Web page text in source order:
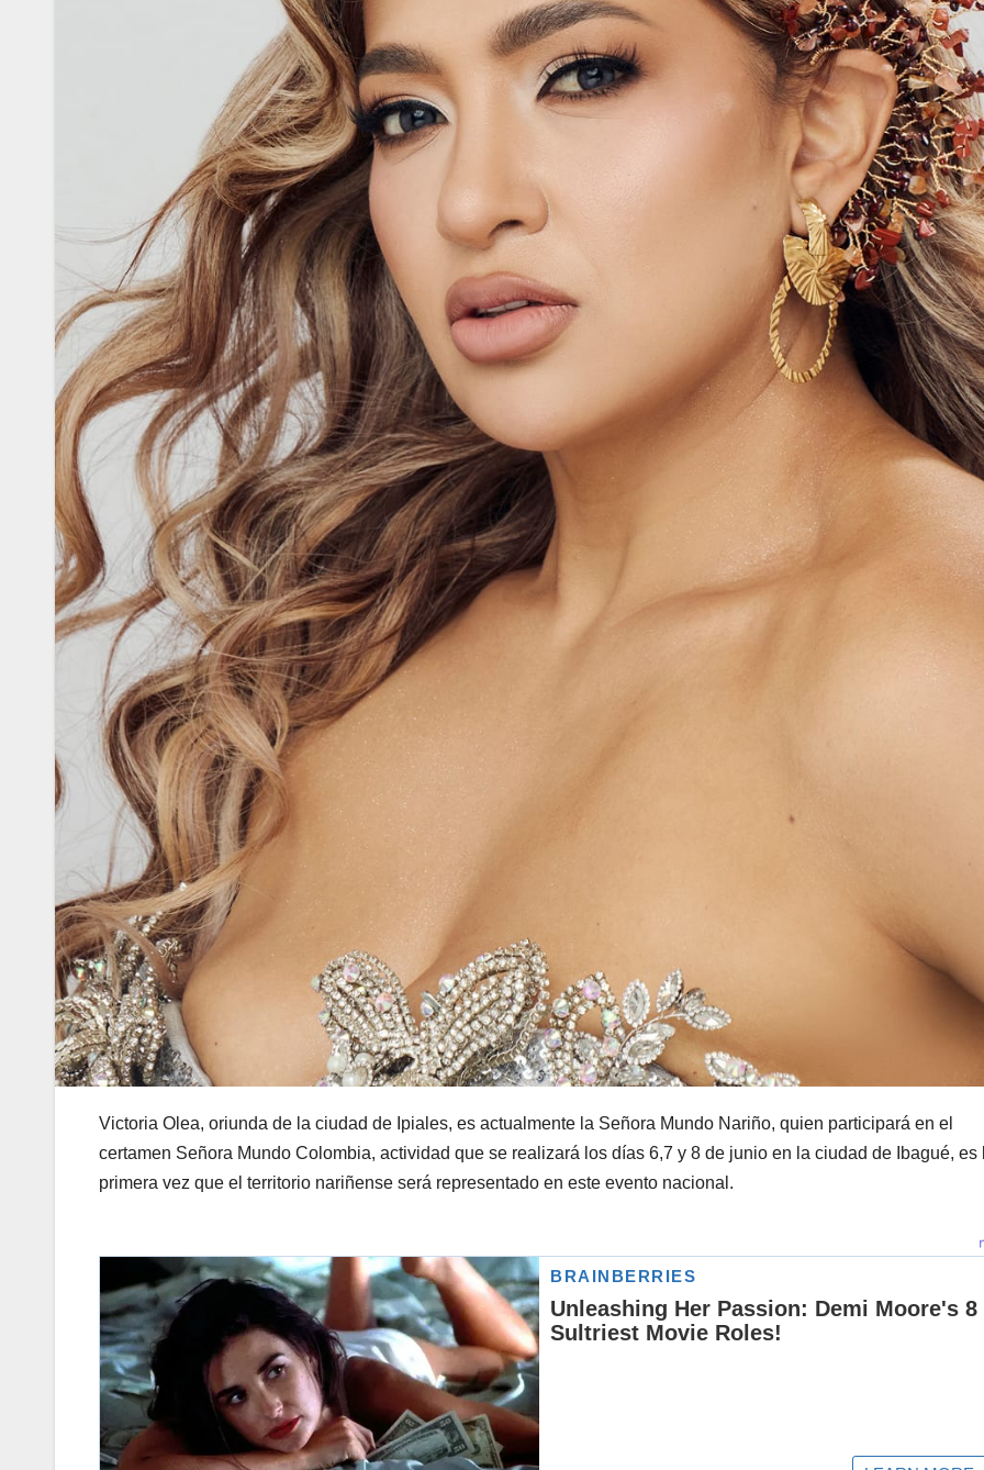
Victoria Olea, oriunda de la ciudad de Ipiales, es actualmente la Señora Mundo Nariño, quien participará en el
certamen Señora Mundo Colombia, actividad que se realizará los días 6,7 y 8 de junio en la ciudad de Ibagué, es
primera vez que el territorio nariñense será representado en este evento nacional.